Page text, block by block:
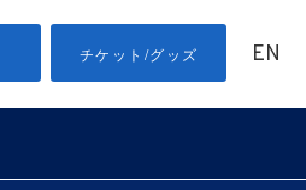
チケット/グッズ EN